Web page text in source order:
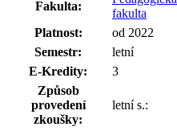
Fakulta:
fakulta
Platnost:
od 2022
Semestr:
letní
E-Kredity:
3
Způsob
provedení
zkoušky:
letní s.: